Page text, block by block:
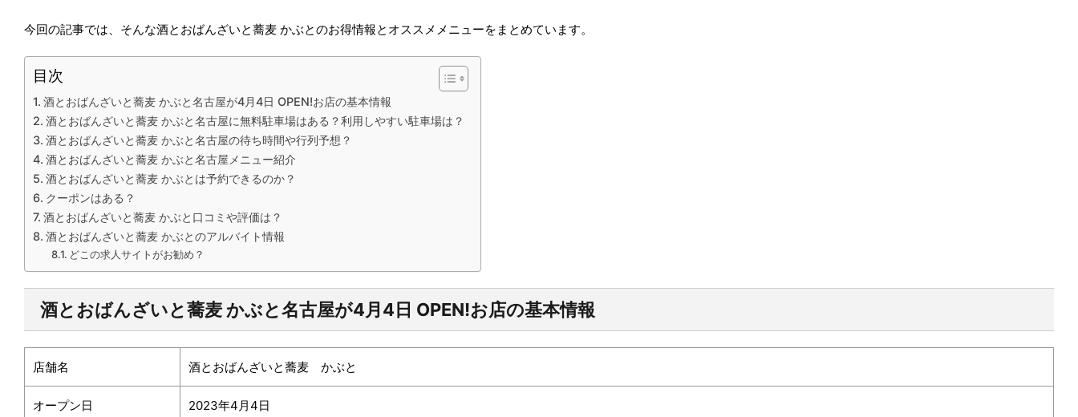
今回の記事では、そんな酒とおばんざいと蕎麦 かぶとのお得情報とオススメメニューをまとめています。
目次
酒とおばんざいと蕎麦 かぶと名古屋が4月4日 OPEN!お店の基本情報
酒とおばんざいと蕎麦 かぶと名古屋に無料駐車場はある？利用しやすい駐車場は？
酒とおばんざいと蕎麦 かぶと名古屋の待ち時間や行列予想？
酒とおばんざいと蕎麦 かぶと名古屋メニュー紹介
酒とおばんざいと蕎麦 かぶとは予約できるのか？
クーポンはある？
酒とおばんざいと蕎麦 かぶと口コミや評価は？
酒とおばんざいと蕎麦 かぶとのアルバイト情報
どこの求人サイトがお勧め？
酒とおばんざいと蕎麦 かぶと名古屋が4月4日 OPEN!お店の基本情報
店舗名 酒とおばんざいと蕎麦 かぶと
オープン日 2023年4月4日